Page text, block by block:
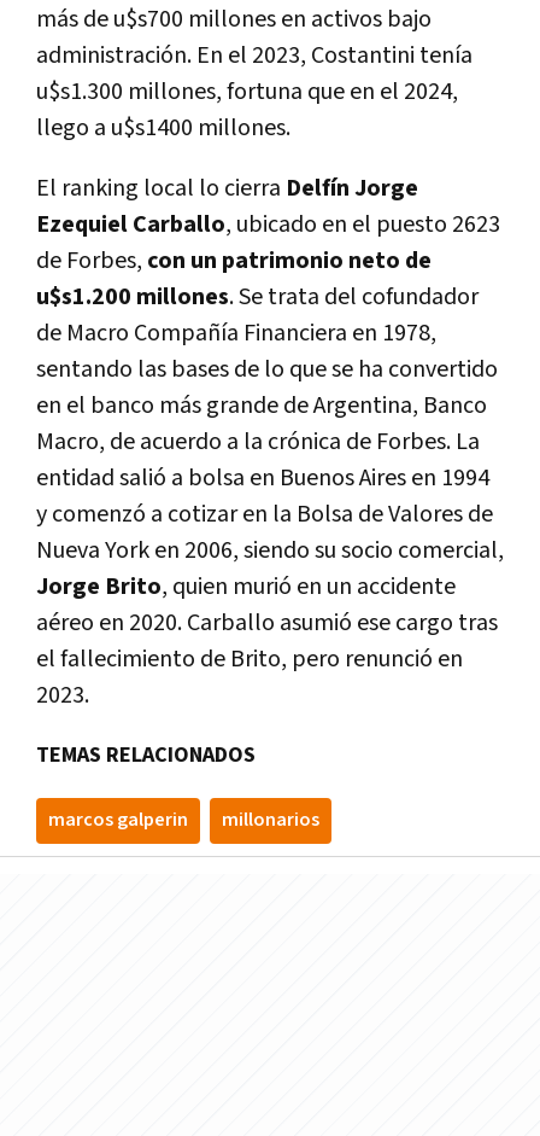
más de u$s700 millones en activos bajo
administración. En el 2023, Costantini tenía
u$s1.300 millones, fortuna que en el 2024,
llego a u$s1400 millones.
El ranking local lo cierra Delfín Jorge
Ezequiel Carballo, ubicado en el puesto 2623
de Forbes, con un patrimonio neto de
u$s1.200 millones. Se trata del cofundador
de Macro Compañía Financiera en 1978,
sentando las bases de lo que se ha convertido
en el banco más grande de Argentina, Banco
Macro, de acuerdo a la crónica de Forbes. La
entidad salió a bolsa en Buenos Aires en 1994
y comenzó a cotizar en la Bolsa de Valores de
Nueva York en 2006, siendo su socio comercial,
Jorge Brito, quien murió en un accidente
aéreo en 2020. Carballo asumió ese cargo tras
el fallecimiento de Brito, pero renunció en
2023.
TEMAS RELACIONADOS
marcos galperin millonarios